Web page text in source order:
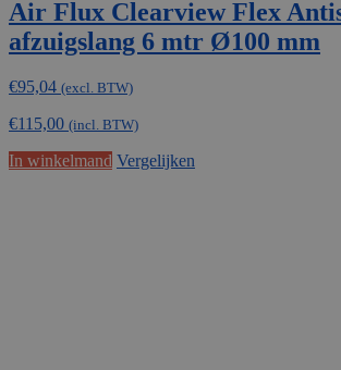
Air Flux Clearview Flex
afzuigslang 6 mtr Ø100 mm
€95,04 (excl. BTW)
€115,00 (incl. BTW)
In winkelmand Vergelijken